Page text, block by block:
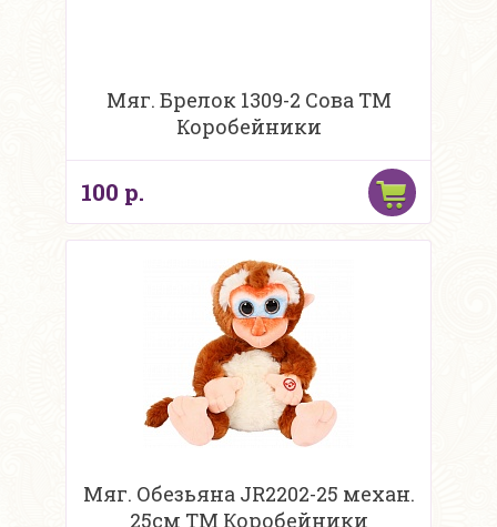
Мяг. Брелок 1309-2 Сова ТМ
Коробейники
100 р.
Мяг. Обезьяна JR2202-25 механ.
25см ТМ Коробейники